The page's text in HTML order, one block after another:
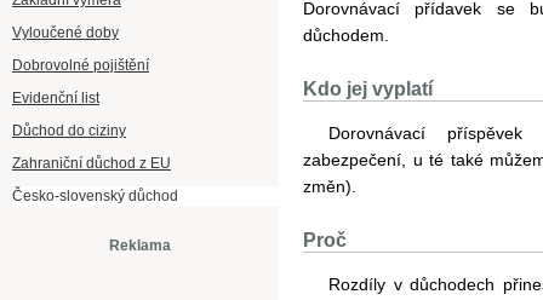
Vyloučené doby
Dobrovolné pojištění
Evidenční list
Důchod do ciziny
Zahraniční důchod z EU
Česko-slovenský důchod
Reklama
Dorovnávací přídavek se
důchodem.
Kdo jej vyplatí
Dorovnávací
zabezpečení, u té také
změn).
Proč
Rozdíly v důchodech